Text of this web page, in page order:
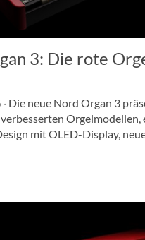
3: Die rote
· Die neue Nord Organ 3
Orgelmodellen,
mit OLED-Display,